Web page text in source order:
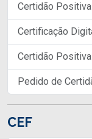
Certidão
Certificação
Certidão
Pedido de
CEF